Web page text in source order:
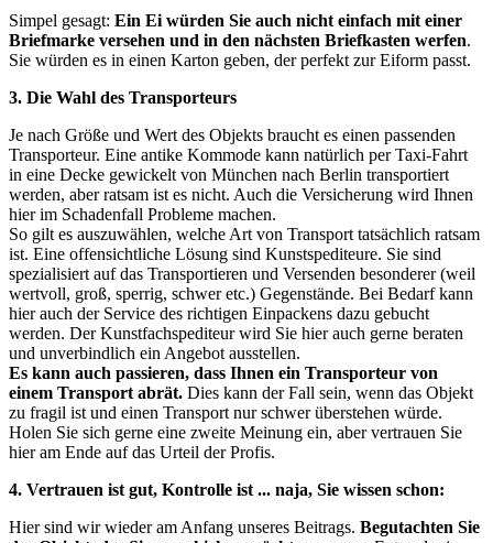
Simpel gesagt: Ein Ei würden Sie auch nicht einfach mit einer
Briefmarke versehen und in den nächsten Briefkasten werfen.
Sie würden es in einen Karton geben, der perfekt zur Eiform passt.
3. Die Wahl des Transporteurs
Je nach Größe und Wert des Objekts braucht es einen passenden
Transporteur. Eine antike Kommode kann natürlich per Taxi-Fahrt
in eine Decke gewickelt von München nach Berlin transportiert
werden, aber ratsam ist es nicht. Auch die Versicherung wird Ihnen
hier im Schadenfall Probleme machen.
So gilt es auszuwählen, welche Art von Transport tatsächlich ratsam
ist. Eine offensichtliche Lösung sind Kunstspediteure. Sie sind
spezialisiert auf das Transportieren und Versenden besonderer (weil
wertvoll, groß, sperrig, schwer etc.) Gegenstände. Bei Bedarf kann
hier auch der Service des richtigen Einpackens dazu gebucht
werden. Der Kunstfachspediteur wird Sie hier auch gerne beraten
und unverbindlich ein Angebot ausstellen.
Es kann auch passieren, dass Ihnen ein Transporteur von
einem Transport abrät. Dies kann der Fall sein, wenn das Objekt
zu fragil ist und einen Transport nur schwer überstehen würde.
Holen Sie sich gerne eine zweite Meinung ein, aber vertrauen Sie
hier am Ende auf das Urteil der Profis.
4. Vertrauen ist gut, Kontrolle ist ... naja, Sie wissen schon:
Hier sind wir wieder am Anfang unseres Beitrags. Begutachten Sie